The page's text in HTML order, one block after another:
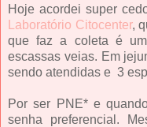
Hoje acordei super
Laboratório Citocenter,
que faz a coleta é
escassas veias. Em
sendo atendidas e 3
Por ser PNE* e
senha preferencial.